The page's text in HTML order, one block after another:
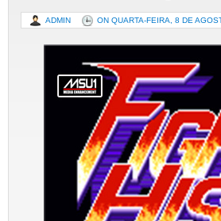
ADMIN ON QUARTA-FEIRA, 8 DE